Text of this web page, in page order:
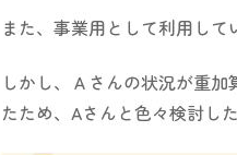
また、事業用として利用して
しかし、Ａさんの状況が重
たため、Aさんと色々検討し